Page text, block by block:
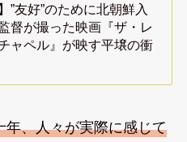
”友好”のために北朝鮮入
督が撮った映画『ザ・レ
ャペル』が映す平壌の衝
年、人々が実際に感じて